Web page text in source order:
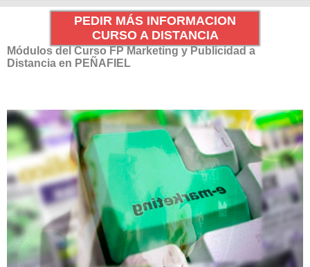
PEDIR MÁS INFORMACION
CURSO A DISTANCIA
Módulos del Curso FP Marketing y Publicidad a
Distancia en PEÑAFIEL